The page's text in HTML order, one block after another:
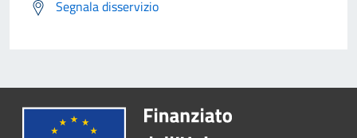
Segnala disservizio